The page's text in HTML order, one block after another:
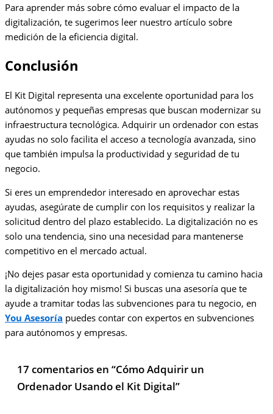
Para aprender más sobre cómo evaluar el impacto de la
digitalización, te sugerimos leer nuestro artículo sobre
medición de la eficiencia digital.
Conclusión
El Kit Digital representa una excelente oportunidad para los
autónomos y pequeñas empresas que buscan modernizar su
infraestructura tecnológica. Adquirir un ordenador con estas
ayudas no solo facilita el acceso a tecnología avanzada, sino
que también impulsa la productividad y seguridad de tu
negocio.
Si eres un emprendedor interesado en aprovechar estas
ayudas, asegúrate de cumplir con los requisitos y realizar la
solicitud dentro del plazo establecido. La digitalización no es
solo una tendencia, sino una necesidad para mantenerse
competitivo en el mercado actual.
¡No dejes pasar esta oportunidad y comienza tu camino hacia
la digitalización hoy mismo! Si buscas una asesoría que te
ayude a tramitar todas las subvenciones para tu negocio, en
You Asesoría puedes contar con expertos en subvenciones
para autónomos y empresas.
17 comentarios en “Cómo Adquirir un
Ordenador Usando el Kit Digital”